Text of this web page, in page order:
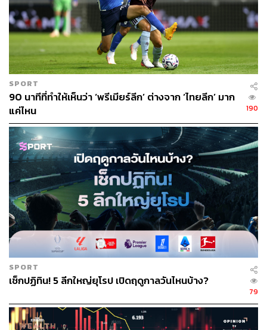
เขาใส่ใจทุกอย่าง ตั้งแต่ข้อมูลภายในทีม ท่าทางของนักเตะ
การวอร์มอัพ ไปจนถึงการใช้จิตวิทยาเพื่อสร้างความได้
เปรียบเหนือคู่แข่ง แม้แต่ลูกตั้งเตะซึ่งหลายทีมมองว่าเป็นเพียง
องค์ประกอบเล็กๆ เขากลับเปลี่ยนให้กลายเป็นอาวุธสำคัญ
ของทีม
อาร์เซน่อลมีสถิติเกมรับที่ดีที่สุดในลีก โดย ดาบิด รายา เก็บ
คลีนชีตได้มากที่สุด และทีมมีระเบียบวินัยในการช่วยกันเล่น
เกมรับอย่างน่าทึ่ง
รูปแบบการเล่นของเขาเป็นการผสมผสานระหว่างการครอง
บอลแบบบาร์เซโลน่า (La Masia) กับความแข็งแกร่งและลูก
ตั้งเตะที่อันตรายแบบฟุตบอลอังกฤษ ซึ่งได้รับอิทธิพลมาจาก
สมัยที่เขาอยู่กับเดวิด มอยส์ ที่เอฟเวอร์ตัน
นอกจากนี้ เขายังทำให้อาร์เซน่อล เป็นผู้เชี่ยวชาญลูกตั้งเตะ
จากการทำงานของ นิโคลัส โจเวอร์ โค้ชลูกตั้งเตะ กลายเป็น
อาวุธลับที่ทำประตูสำคัญให้ทีมได้บ่อยครั้ง
ความยิ่งใหญ่มักไม่ได้มาจากความสำเร็จครั้งใหญ่เพียงครั้ง
เขายังใส่ใจไปถึงเรื่องความยาวของหญ้าในสนามเยือน และ
SPORT
90 นาทีที่ทำให้เห็นว่า ‘พรีเมียร์ลีก’ ต่างจาก ‘ไทยลีก’ มาก
แค่ไหน
190
SPORT
เช็กปฏิทิน! 5 ลีกใหญ่ยุโรป เปิดฤดูกาลวันไหนบ้าง?
79